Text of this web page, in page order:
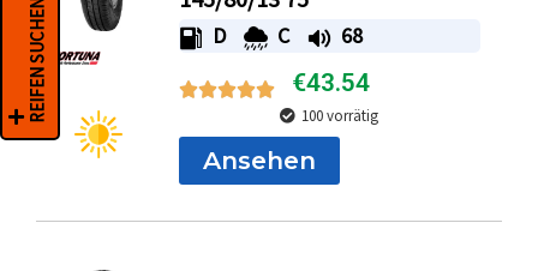
D C 68
€43.54
100 vorrätig
Ansehen
REIFEN SUCHEN+